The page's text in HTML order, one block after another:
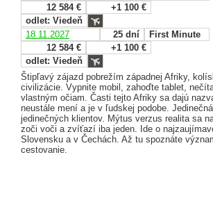
12 584 €
+1 100 €
odlet: Viedeň
18.11.2027
25 dní
First Minute
12 584 €
+1 100 €
odlet: Viedeň
Štipľavý zájazd pobrežím západnej Afriky,
civilizácie. Vypnite mobil, zahoďte tablet,
vlastným očiam. Časti tejto Afriky sa dajú
neustále mení a je v ľudskej podobe.
jedinečných klientov. Mýtus verzus realita sa
zoči voči a zvíťazí iba jeden. Ide o
Slovensku a v Čechách. Až tu spoznáte
cestovanie.